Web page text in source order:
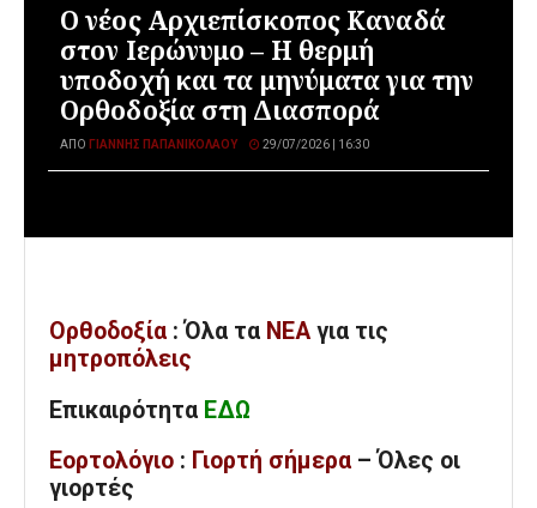
Ο νέος Αρχιεπίσκοπος Καναδά
στον Ιερώνυμο – Η θερμή
υποδοχή και τα μηνύματα για την
Ορθοδοξία στη Διασπορά
ΑΠΌ ΓΙΆΝΝΗΣ ΠΑΠΑΝΙΚΟΛΆΟΥ 29/07/2026 | 16:30
Ορθοδοξία : Όλα τα ΝΕΑ για τις
μητροπόλεις
Επικαιρότητα ΕΔΩ
Εορτολόγιο : Γιορτή σήμερα – Όλες οι
γιορτές